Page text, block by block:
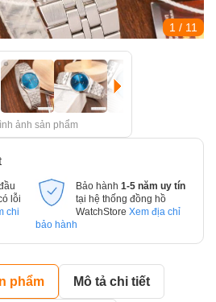
1 / 11
ảnh sản phẩm
lỗi
chi
Bảo hành 1-5 năm uy tín
tại hệ thống đồng hồ
WatchStore Xem địa chỉ
bảo hành
phẩm Mô tả chi tiết